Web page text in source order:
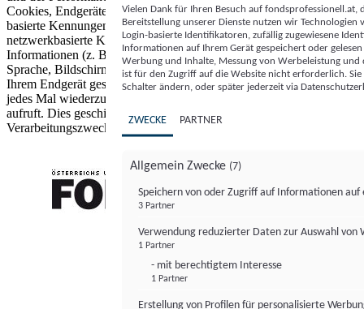
Cookies, Endgeräte- oder ähnliche Online-Kennungen (z. B. login-
basierte Kennungen, zufällig generierte Kennungen,
netzwerkbasierte Kennungen) können zusammen mit anderen
Informationen (z. B. Browsertyp und Browserinformationen,
Sprache, Bildschirmgröße, unterstützte Technologien usw.) auf
Ihrem Endgerät gespeichert oder von dort ausgelesen werden, um es
jedes Mal wiederzuerkennen, wenn es eine App oder einer Webseite
aufruft. Dies geschieht für einen oder mehrere der hier aufgeführten
Verarbeitungszwecke.
Vielen Dank für Ihren Besuch auf
Bereitstellung unserer Dienste nutzen wir Technologien
Login-basierte Identifikatoren, zufällig zugewiesene
Informationen auf Ihrem Gerät gespeichert oder
Werbung und Inhalte, Messung von Werbeleistung
ist für den Zugriff auf die Website nicht erforderlich.
Schalter ändern, oder später jederzeit via
ZWECKE PARTNER
Allgemein Zwecke (7)
Speichern von oder Zugriff auf Informationen auf
3 Partner
Verwendung reduzierter Daten zur Auswahl von
1 Partner
- mit berechtigtem Interesse
1 Partner
Erstellung von Profilen für personalisierte
FONDS professionell